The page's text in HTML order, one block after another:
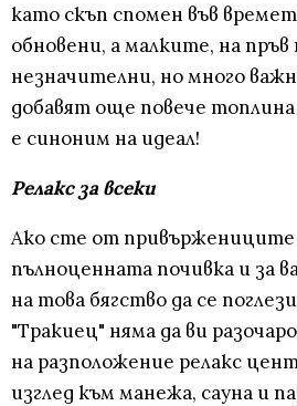
като скъп спомен във
обновени, а малките, на пръв
незначителни, но много
добавят още повече
е синоним на идеал!
Релакс за всеки
Ако сте от
пълноценната почивка и за
на това бягство да се
"Тракиец" няма да ви
на разположение релакс
изглед към манежа, сауна и